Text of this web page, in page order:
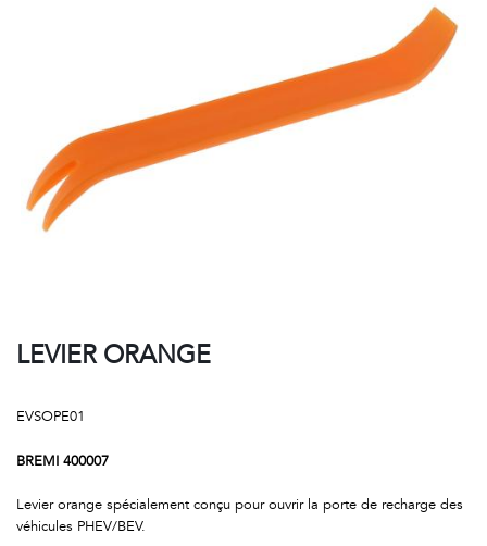
LEVIER ORANGE
EVSOPE01
BREMI 400007
Levier orange spécialement conçu pour ouvrir la porte de recharge des
véhicules PHEV/BEV.